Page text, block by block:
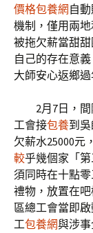
價格包養網 自
機制，僅用兩
被拖欠薪當甜
自己的存在意
大師安心返鄉過
2月7日，
工會接包養到
欠薪水25000元
較乎幾個家「
須同時在十點
禮物，放置在
區總工會當即
工包養網與涉